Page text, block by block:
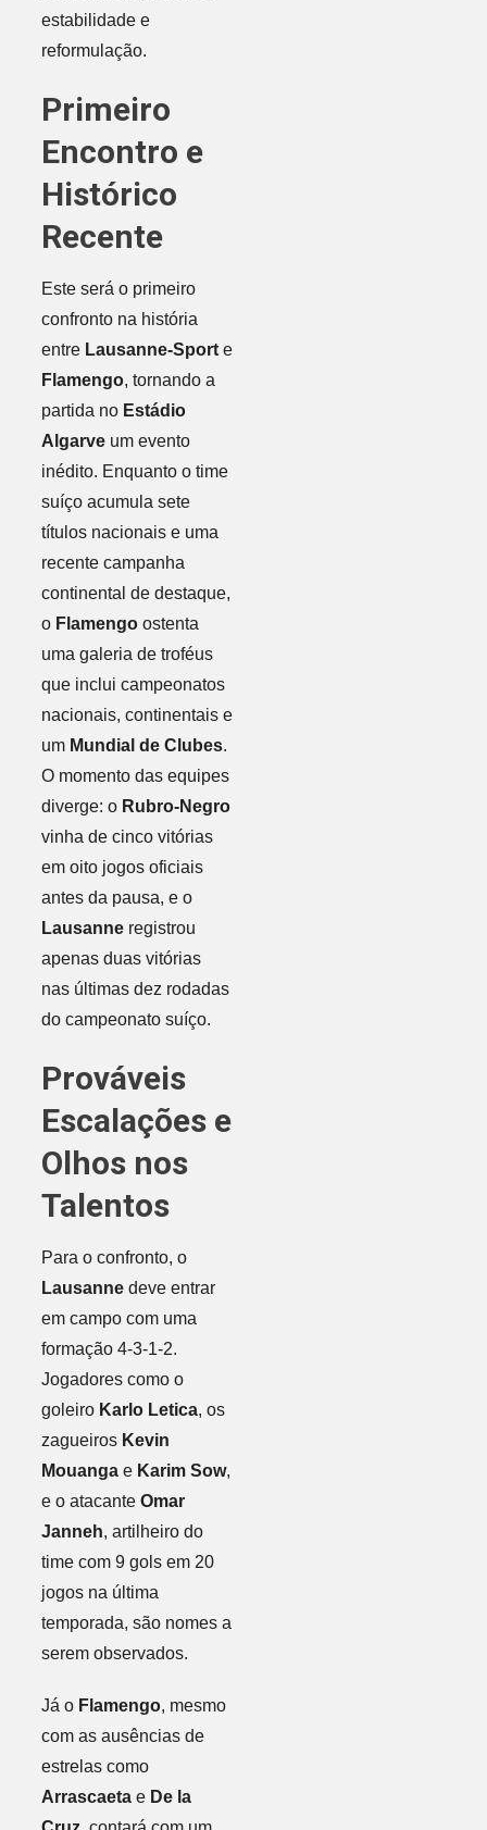
estabilidade e
reformulação.
Primeiro
Encontro e
Histórico
Recente
Este será o primeiro
confronto na história
entre Lausanne-Sporte
Flamengo, tornando a
partida no Estádio
Algarveum evento
inédito. Enquanto o time
suíço acumula sete
títulos nacionais e uma
recente campanha
continental de destaque,
o Flamengoostenta
uma galeria de troféus
que inclui campeonatos
nacionais, continentais e
um Mundial de Clubes.
O momento das equipes
diverge: o Rubro-Negro
vinha de cinco vitórias
em oito jogos oficiais
antes da pausa, e o
Lausanneregistrou
apenas duas vitórias
nas últimas dez rodadas
do campeonato suíço.
Prováveis
Escalações e
Olhos nos
Talentos
Para o confronto, o
Lausannedeve entrar
em campo com uma
formação 4-3-1-2.
Jogadores como o
goleiro Karlo Letica, os
zagueiros Kevin
Mouangae Karim Sow,
e o atacante Omar
Janneh, artilheiro do
time com 9 gols em 20
jogos na última
temporada, são nomes a
serem observados.
Já o Flamengo, mesmo
com as ausências de
estrelas como
Arrascaetae De la